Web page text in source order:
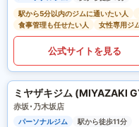
駅から5分以内のジムに通いたい人
食事管理も任せたい人
女性専用ジ
公式サイトを見る
ミヤザキジム (MIYAZAKI
赤坂･乃木坂店
パーソナルジム
駅から徒歩11分